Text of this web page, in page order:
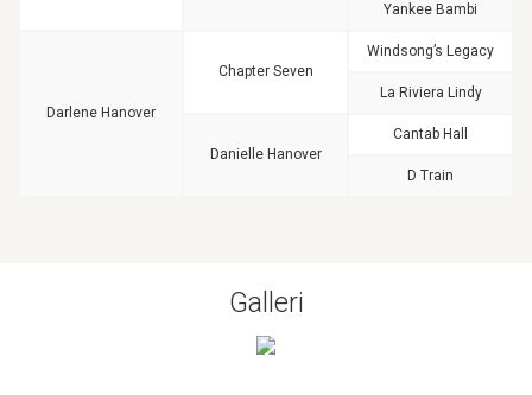
Yankee Bambi
Darlene Hanover
Chapter Seven
Windsong’s Legacy
La Riviera Lindy
Danielle Hanover
Cantab Hall
D Train
Galleri